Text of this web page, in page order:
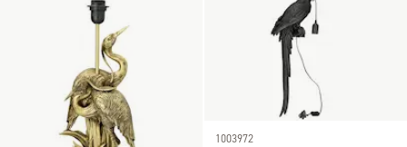
1003972